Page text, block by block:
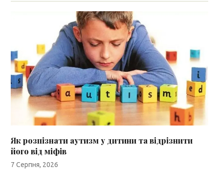
Як розпізнати аутизм у дитини та відрізнити
його від міфів
7 Серпня, 2026